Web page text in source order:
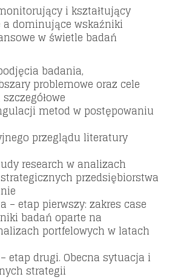
i kształtujący
a dominujące wskaźniki
w świetle badań
badania,
problemowe oraz cele
metod w postępowaniu
przeglądu literatury
research w analizach
przedsiębiorstwa
– etap pierwszy: zakres case
badań oparte na
portfelowych w latach
etap drugi. Obecna sytuacja i
strategii